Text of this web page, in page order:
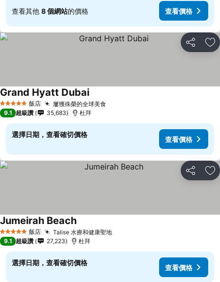
查看其他 8 個網站的價格 查看價格
分享 加
5 星級 飯店 屢獲殊榮的全球美食查看價格
Grand Hyatt Dubai查看價格
9.1 超級讚 35,683 杜拜
選擇日期，查看確切價格
查看價格
分享 加
5 星級 飯店 Talise 水療和健康聖地查看價格
Jumeirah Beach查看價格
9.1 超級讚 27,223 杜拜
選擇日期，查看確切價格
查看價格